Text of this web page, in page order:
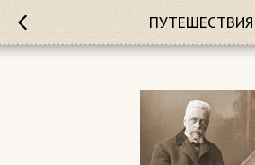
ПУТЕШЕСТВИЯ